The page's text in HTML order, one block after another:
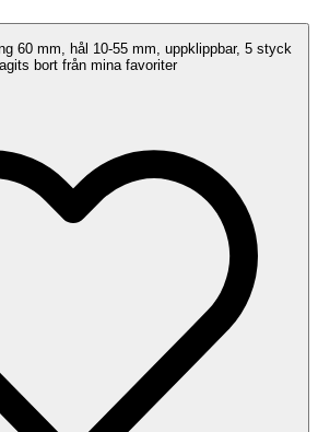
60 mm, hål 10-55 mm, uppklippbar, 5 styck
bort från mina favoriter